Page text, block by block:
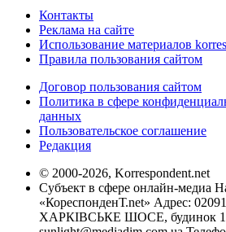
Контакты
Реклама на сайте
Использование материалов
Правила пользования сайтом
Договор пользования сайтом
Политика в сфере
данных
Пользовательское соглашение
Редакция
© 2000-2026, Korrespondent.net
Субъект в сфере онлайн-медиа
«КореспонденТ.net» Адрес:
ХАРКІВСЬКЕ ШОСЕ, будинок